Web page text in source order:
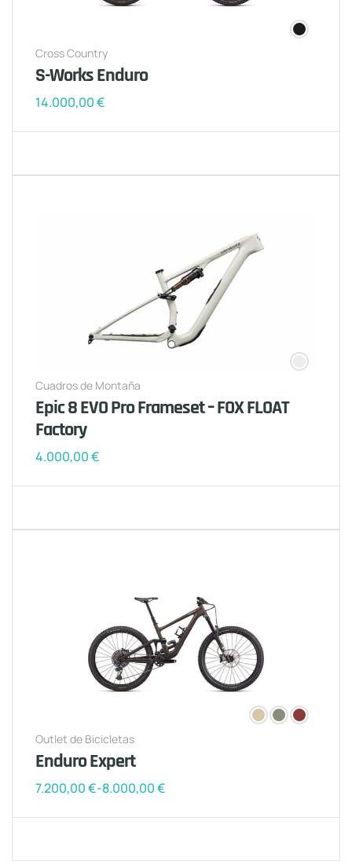
Cross Country
S-Works Enduro
14.000,00€
Cuadros de Montaña
Epic 8 EVO Pro Frameset – FOX FLOAT
Factory
4.000,00€
Outlet de Bicicletas
Enduro Expert
7.200,00€-8.000,00€